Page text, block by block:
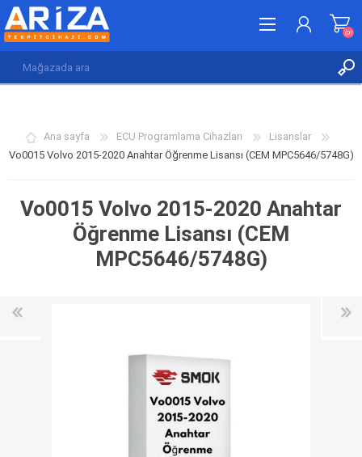
İSTEK LISTESI (0)
(0)
Ana sayfa ECU Programlama Cihazları
Lisanslar
Vo0015 Volvo 2015-2020 Anahtar Öğrenme Lisansı (CEM MPC5646/5748G)
Vo0015 Volvo 2015-2020 Anahtar
Öğrenme Lisansı (CEM
MPC5646/5748G)